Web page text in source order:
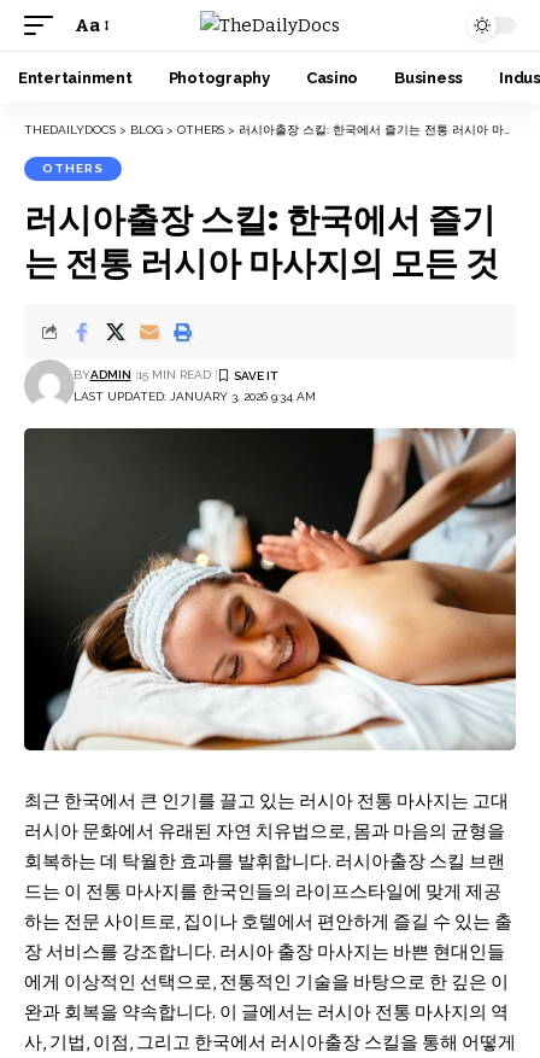
Font
Resizer
Aa
Entertainment Photography Casino Business
THEDAILYDOCS > BLOG > OTHERS > 러시아출장 스킬: 한국에서 즐기는 전통 러시아 마사지의 모든 것
OTHERS
러시아출장 스킬: 한국에서 즐기
는 전통 러시아 마사지의 모든 것
LAST UPDATED: JANUARY 3, 2026 9:34 AM
BYADMIN 15 MIN READ
최근 한국에서 큰 인기를 끌고 있는 러시아 전통 마사지는 고대
러시아 문화에서 유래된 자연 치유법으로, 몸과 마음의 균형을
회복하는 데 탁월한 효과를 발휘합니다. 러시아출장 스킬 브랜
드는 이 전통 마사지를 한국인들의 라이프스타일에 맞게 제공
하는 전문 사이트로, 집이나 호텔에서 편안하게 즐길 수 있는 출
장 서비스를 강조합니다. 러시아 출장 마사지는 바쁜 현대인들
에게 이상적인 선택으로, 전통적인 기술을 바탕으로 한 깊은 이
완과 회복을 약속합니다. 이 글에서는 러시아 전통 마사지의 역
사, 기법, 이점, 그리고 한국에서 러시아출장 스킬을 통해 어떻게